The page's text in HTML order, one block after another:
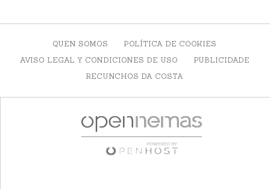
QUEN SOMOS
POLÍTICA DE COOKIES
AVISO LEGAL Y CONDICIONES DE USO
PUBLICIDADE
RECUNCHOS DA COSTA